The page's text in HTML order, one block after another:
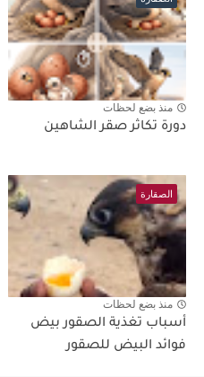
منذ بضع لحظات
دورة تكاثر صقر الشاهين
الصقارة
منذ بضع لحظات
أسباب تغذية الصقور بيض
فوائد البيض للصقور